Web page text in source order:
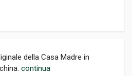
della Casa Madre in
continua